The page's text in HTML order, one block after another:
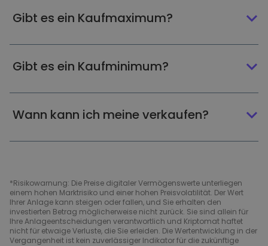
Gibt es ein Kaufmaximum?
Gibt es ein Kaufminimum?
Wann kann ich meine verkaufen?
*Risikowarnung: Die Preise digitaler Vermögenswerte unterliegen
einem hohen Marktrisiko und einer hohen Preisvolatilität. Der Wert
Ihrer Anlage kann steigen oder fallen, und Sie erhalten den
investierten Betrag möglicherweise nicht zurück. Sie sind allein für
Ihre Anlageentscheidungen verantwortlich und Kriptomat haftet
nicht für etwaige Verluste, die Sie erleiden. Die Wertentwicklung in der
Vergangenheit ist kein zuverlässiger Indikator für die zukünftige